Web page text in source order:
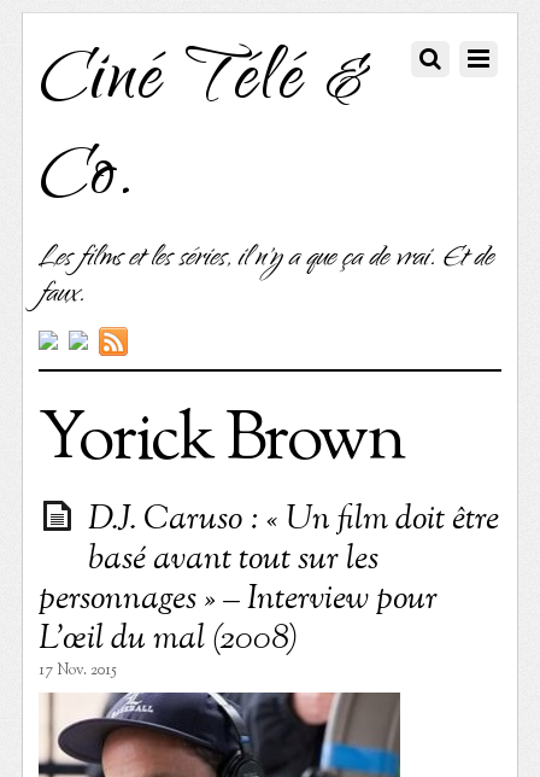
Ciné Télé &
Co.
Les films et les séries, il n'y a que ça de vrai. Et de
faux.
Yorick Brown
D.J. Caruso : « Un film doit être
basé avant tout sur les
personnages » – Interview pour
L’œil du mal (2008)
17 Nov. 2015